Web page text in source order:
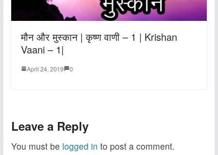
मौन और मुस्कान | कृष्ण वाणी – 1 | Krishan
Vaani – 1|
April 24, 2019 0
Leave a Reply
You must be logged in to post a comment.